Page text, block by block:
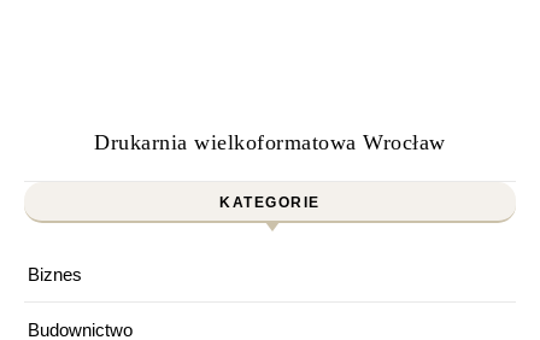
Drukarnia wielkoformatowa Wrocław
KATEGORIE
Biznes
Budownictwo